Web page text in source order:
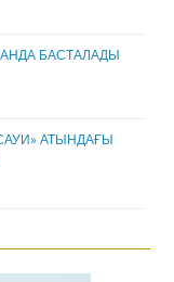
БАСТАЛАДЫ
АТЫНДАҒЫ